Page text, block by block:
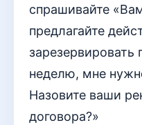
спрашивайте
предлагайте
неделю, мне
Назовите ваши
договора?»